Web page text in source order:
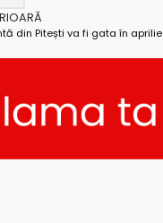
din Pitești va fi gata în aprilie